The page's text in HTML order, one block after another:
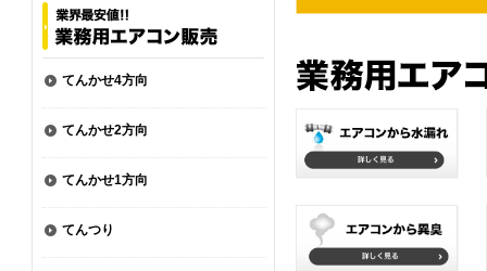
てんかせ4方向
てんかせ2方向
てんかせ1方向
てんつり